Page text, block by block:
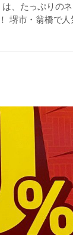
、たっぷりの
堺市・翁橋で